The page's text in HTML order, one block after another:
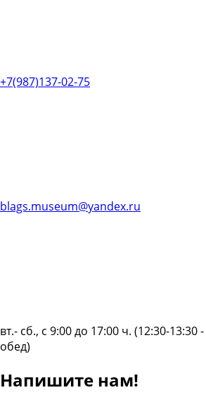
+7(987)137-02-75
blags.museum@yandex.ru
вт.- сб., с 9:00 до 17:00 ч. (12:30-13:30 -
обед)
Напишите нам!